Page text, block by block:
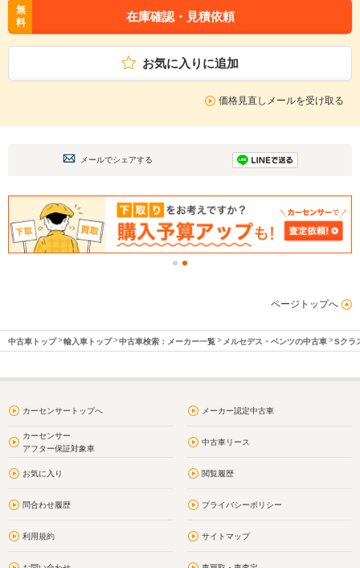
無
料
在庫確認・見積依頼
お気に入りに追加
価格見直しメールを受け取る
メールでシェアする
ページトップへ
中古車トップ 輸入車トップ 中古車検索：メーカー一覧 メルセデス・ベンツの中古車 Sクラ
カーセンサートップへ メーカー認定中古車
カーセンサー
アフター保証対象車
中古車リース
お気に入り 閲覧履歴
問合わせ履歴 プライバシーポリシー
利用規約 サイトマップ